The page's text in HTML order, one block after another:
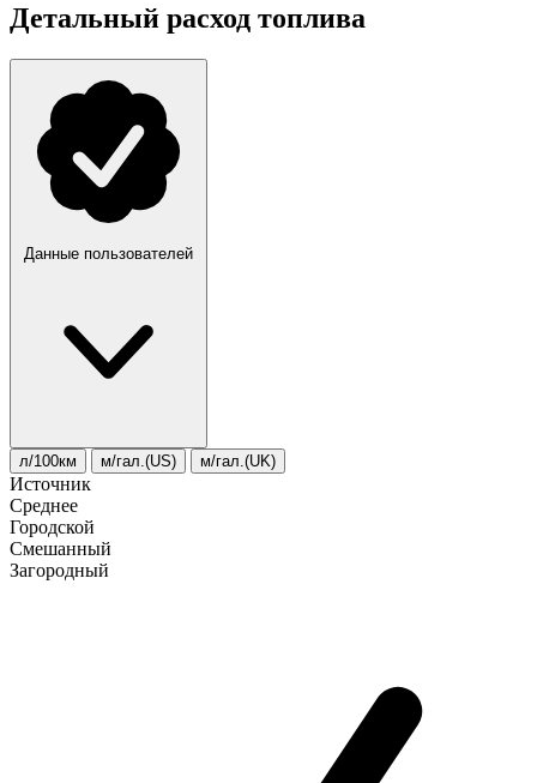
Детальный расход топлива
Данные пользователей
л/100км м/гал.(US) м/гал.(UK)
Источник
Среднее
Городской
Смешанный
Загородный